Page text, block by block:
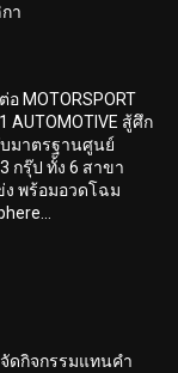
า
อ MOTORSPORT
AUTOMOTIVE สู้ศึก
มาตรฐานศูนย์
กรุ๊ป ทั้ง 6 สาขา
พร้อมอวดโฉม
ดกิจกรรมแทนคำ